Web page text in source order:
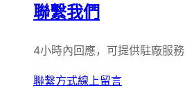
聯繫我們
4小時內回應，可提供駐廠服務
聯繫方式線上留言